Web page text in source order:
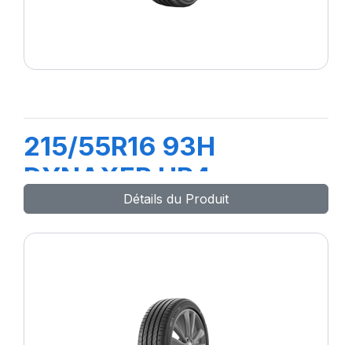
215/55R16 93H
DYNAXER HP4
Détails du Produit